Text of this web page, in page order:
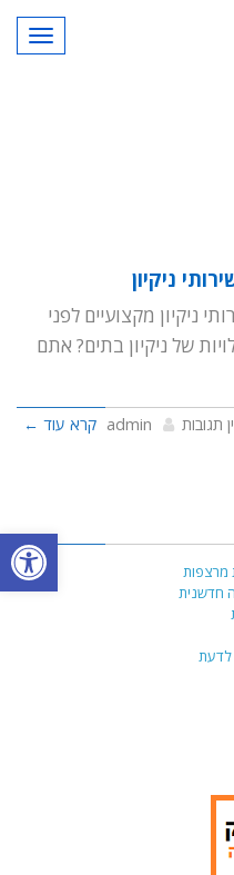
פתח
ניקיון
ניקיון מקצועיים לפני
של ניקיון בתים? אתם
תגובות admin קרא עוד ←
מרצפות
חדשנית
לדעת